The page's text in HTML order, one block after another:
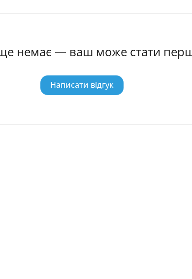
ще немає — ваш може стати
Написати відгук